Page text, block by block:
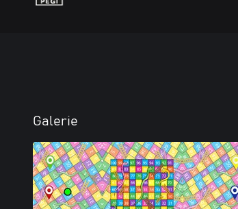
Galerie